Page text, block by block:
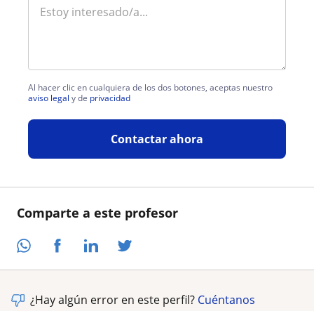
Comparte a este profesor
Al hacer clic en cualquiera de los dos botones, aceptas nuestro
aviso legal y de privacidad
Contactar ahora
¿Hay algún error en este perfil? Cuéntanos